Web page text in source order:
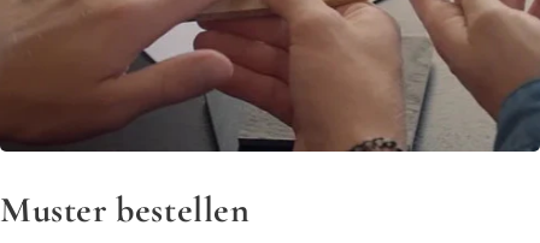
Muster bestellen